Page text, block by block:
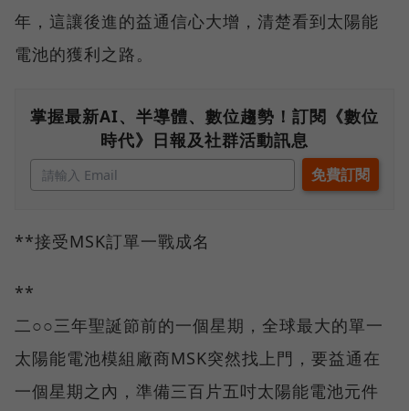
年，這讓後進的益通信心大增，清楚看到太陽能
電池的獲利之路。
掌握最新AI、半導體、數位趨勢！訂閱《數位
時代》日報及社群活動訊息
**接受MSK訂單一戰成名
**
二○○三年聖誕節前的一個星期，全球最大的單一
太陽能電池模組廠商MSK突然找上門，要益通在
一個星期之內，準備三百片五吋太陽能電池元件